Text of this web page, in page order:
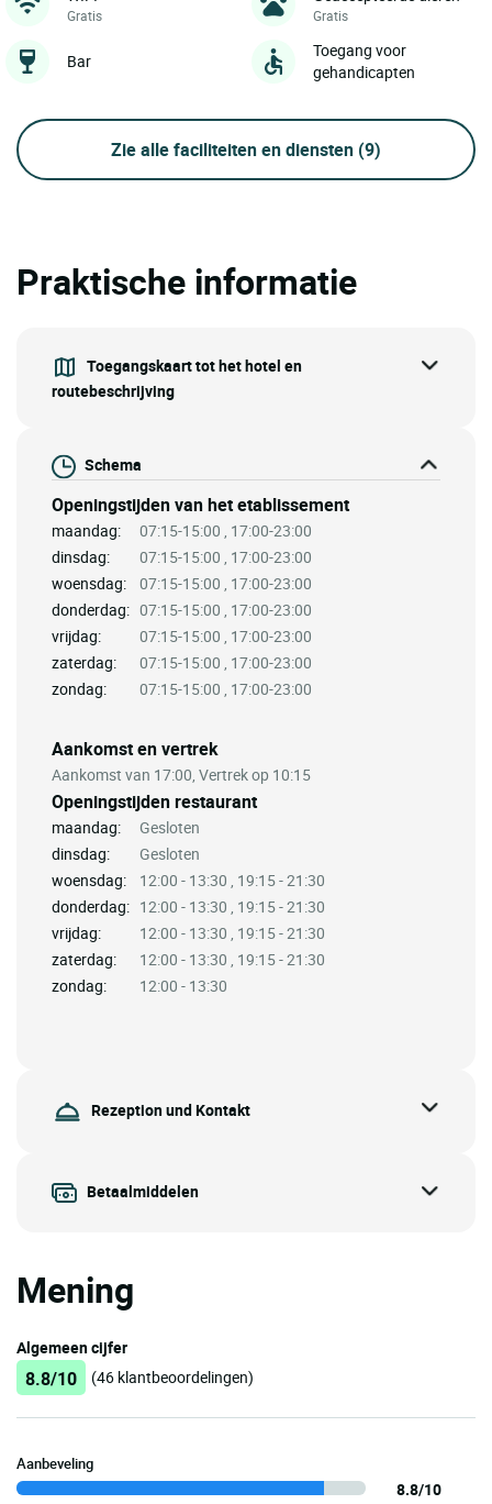
Gratis Gratis
Bar
Toegang voor
gehandicapten
Zie alle faciliteiten en diensten (9)
Praktische informatie
Toegangskaart tot het hotel en
routebeschrijving
Schema
Openingstijden van het etablissement
maandag:
07:15-15:00 , 17:00-23:00
dinsdag:
07:15-15:00 , 17:00-23:00
woensdag:
07:15-15:00 , 17:00-23:00
donderdag: 07:15-15:00 , 17:00-23:00
vrijdag:
07:15-15:00 , 17:00-23:00
zaterdag:
07:15-15:00 , 17:00-23:00
zondag:
07:15-15:00 , 17:00-23:00
Aankomst en vertrek
Aankomst van 17:00, Vertrek op 10:15
Openingstijden restaurant
maandag:
Gesloten
dinsdag:
Gesloten
woensdag:
12:00 - 13:30 , 19:15 - 21:30
donderdag: 12:00 - 13:30 , 19:15 - 21:30
vrijdag:
12:00 - 13:30 , 19:15 - 21:30
zaterdag:
12:00 - 13:30 , 19:15 - 21:30
zondag:
12:00 - 13:30
Rezeption und Kontakt
Betaalmiddelen
Mening
Algemeen cijfer
8.8/10 (46 klantbeoordelingen)
Aanbeveling
8.8/10